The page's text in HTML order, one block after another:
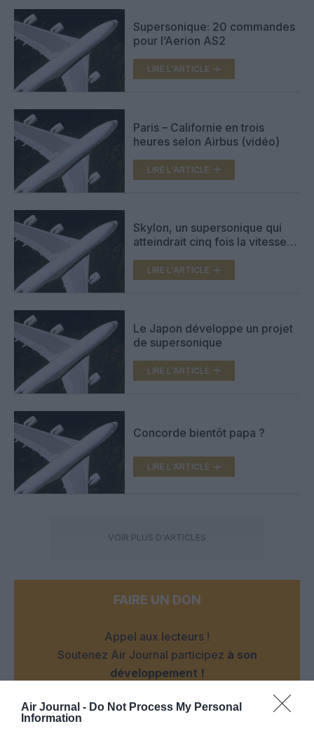
Air Journal - Do Not Process My Personal
Information
Supersonique: 20 commandes
pour l’Aerion AS2
LIRE L'ARTICLE
Paris – Californie en trois
heures selon Airbus (vidéo)
LIRE L'ARTICLE
Skylon, un supersonique qui
atteindrait cinq fois la vitesse
LIRE L'ARTICLE
Le Japon développe un projet
de supersonique
LIRE L'ARTICLE
Concorde bientôt papa ?
LIRE L'ARTICLE
VOIR PLUS D'ARTICLES
FAIRE UN DON
Appel aux lecteurs !
Soutenez Air Journal participez à son
développement !